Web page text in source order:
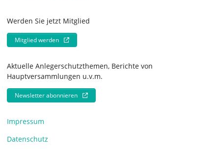
Werden Sie jetzt Mitglied
Mitglied werden
Aktuelle Anlegerschutzthemen, Berichte von
Hauptversammlungen u.v.m.
Newsletter abonnieren
Impressum
Datenschutz